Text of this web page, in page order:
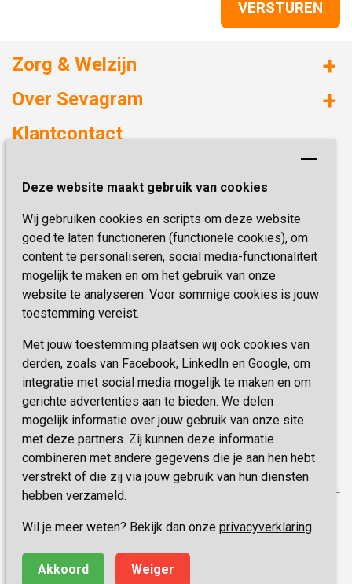
Deze website maakt gebruik van cookies
Wij gebruiken cookies en scripts om deze website
goed te laten functioneren (functionele cookies), om
content te personaliseren, social media-functionaliteit
mogelijk te maken en om het gebruik van onze
website te analyseren. Voor sommige cookies is jouw
toestemming vereist.
Met jouw toestemming plaatsen wij ook cookies van
derden, zoals van Facebook, LinkedIn en Google, om
integratie met social media mogelijk te maken en om
gerichte advertenties aan te bieden. We delen
mogelijk informatie over jouw gebruik van onze site
met deze partners. Zij kunnen deze informatie
combineren met andere gegevens die je aan hen hebt
verstrekt of die zij via jouw gebruik van hun diensten
hebben verzameld.
Wil je meer weten? Bekijk dan onze privacyverklaring.
Akkoord Weiger
Zorg & Welzijn
Huizen met zorg
Onze specialiteiten
Over Sevagram
Duurzaamheid
Kwaliteit & Klantbeleving
Missie & Visie
Vastgoed
Innovatie
Klantcontact
6419 PB Heerlen
Telefoon:0900 777 4 777
E-mail:zorgbemiddeling@sevagram.nl
Schrijf je nu in!
Blijf op de hoogte van de laatste activiteiten en
nieuwtjes met onze nieuwsbrief
INSCHRIJVEN
Disclaimer
Algemene voorwaarden